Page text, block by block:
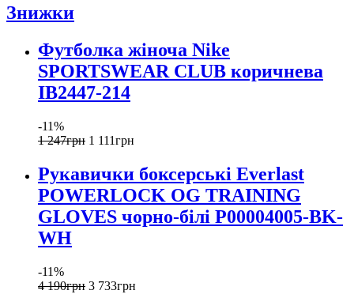
Знижки
Футболка жіноча Nike
SPORTSWEAR CLUB коричнева
IB2447-214
-11%
1 247грн 1 111грн
Рукавички боксерські Everlast
POWERLOCK OG TRAINING
GLOVES чорно-білі P00004005-BK-
WH
-11%
4 190грн 3 733грн